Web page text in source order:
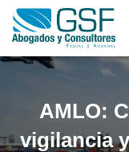
AMLO:
vigilancia